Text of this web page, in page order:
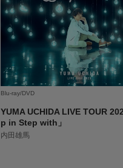
Blu-ray/DVD
YUMA UCHIDA LIVE TOUR
p in Step with」
内田雄馬